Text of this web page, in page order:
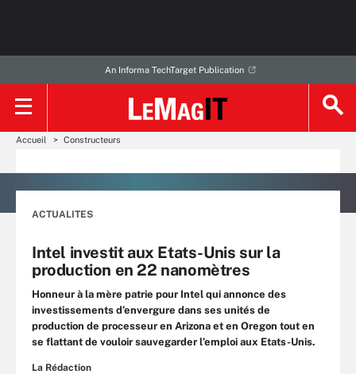
An Informa TechTarget Publication
Accueil Constructeurs
ACTUALITES
Intel investit aux Etats-Unis sur la
production en 22 nanomètres
Honneur à la mère patrie pour Intel qui annonce des
investissements d’envergure dans ses unités de
production de processeur en Arizona et en Oregon tout en
se flattant de vouloir sauvegarder l’emploi aux Etats-Unis.
La Rédaction